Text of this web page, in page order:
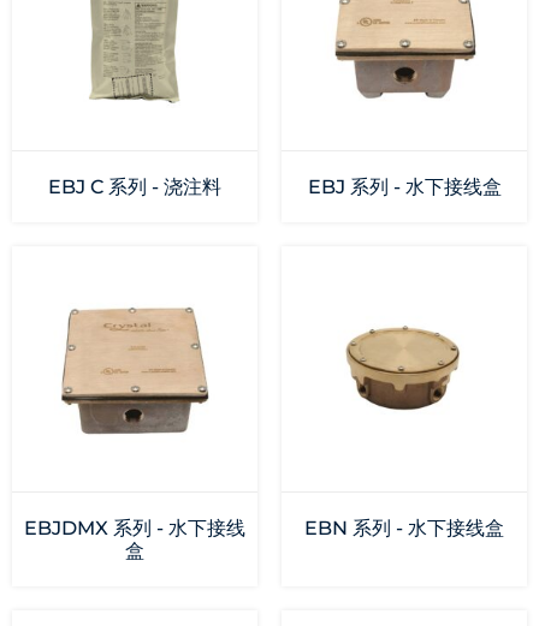
EBJ C 系列 - 浇注料 EBJ 系列 - 水下接线盒
EBJDMX 系列 - 水下接线
盒
EBN 系列 - 水下接线盒